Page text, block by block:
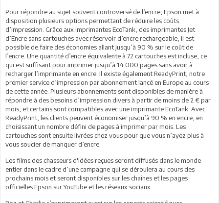
Pour répondre au sujet souvent controversé de l’encre, Epson met à
disposition plusieurs options permettant de réduire les coûts
d’impression. Grâce aux imprimantes EcoTank, des imprimantes Jet
d’Encre sans cartouches avec réservoir d’encre rechargeable, il est
possible de faire des économies allant jusqu’à 90 % sur le coût de
l’encre. Une quantité d’encre équivalente à 72 cartouches est incluse, ce
qui est suffisant pour imprimer jusqu’à 14 000 pages sans avoir à
recharger l’imprimante en encre. Il existe également ReadyPrint, notre
premier service d’impression par abonnement lancé en Europe au cours
de cette année. Plusieurs abonnements sont disponibles de manière à
répondre à des besoins d’impression divers à partir de moins de 2 € par
mois, et certains sont compatibles avec une imprimante EcoTank. Avec
ReadyPrint, les clients peuvent économiser jusqu’à 90 % en encre, en
choisissant un nombre défini de pages à imprimer par mois. Les
cartouches sont ensuite livrées chez vous pour que vous n’ayez plus à
vous soucier de manquer d’encre.
Les films des chasseurs d'idées reçues seront diffusés dans le monde
entier dans le cadre d’une campagne qui se déroulera au cours des
prochains mois et seront disponibles sur les chaînes et les pages
officielles Epson sur YouTube et les réseaux sociaux.